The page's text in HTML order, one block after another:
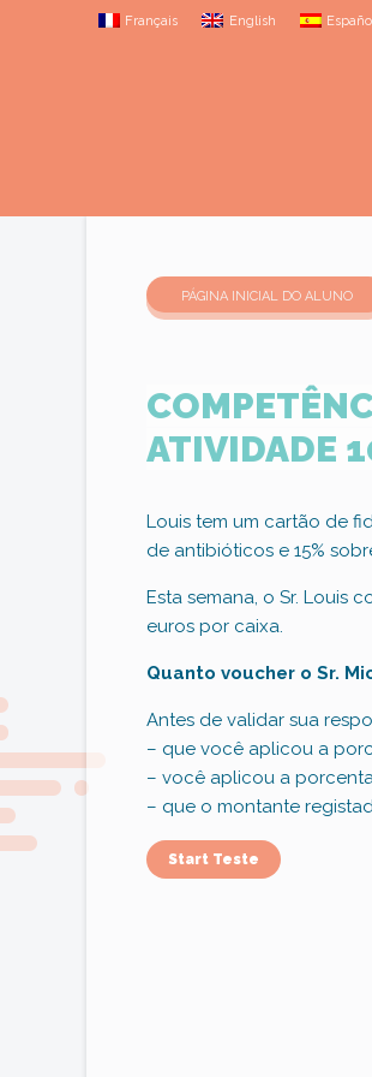
Français English
PÁGINA INICIAL DO ALUNO
ATIVIDADE
Louis tem um cartão de
de antibióticos e 15%
Esta semana, o Sr. Louis
euros por caixa.
Quanto voucher o Sr.
Antes de validar sua
– que você aplicou a
– você aplicou a
– que o montante